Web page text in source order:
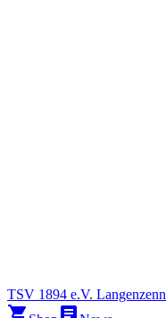
TSV 1894 e.V. Langenzenn
shopping_cart article